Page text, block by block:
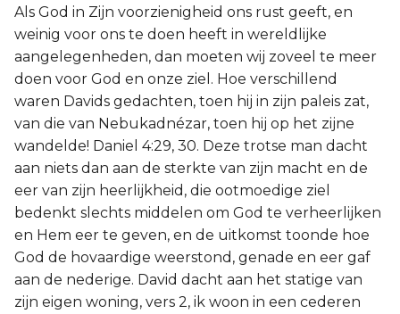
Als God in Zijn voorzienigheid ons rust geeft, en
weinig voor ons te doen heeft in wereldlijke
aangelegenheden, dan moeten wij zoveel te meer
doen voor God en onze ziel. Hoe verschillend
waren Davids gedachten, toen hij in zijn paleis zat,
van die van Nebukadnézar, toen hij op het zijne
wandelde! Daniel 4:29, 30. Deze trotse man dacht
aan niets dan aan de sterkte van zijn macht en de
eer van zijn heerlijkheid, die ootmoedige ziel
bedenkt slechts middelen om God te verheerlijken
en Hem eer te geven, en de uitkomst toonde hoe
God de hovaardige weerstond, genade en eer gaf
aan de nederige. David dacht aan het statige van
zijn eigen woning, vers 2, ik woon in een cederen